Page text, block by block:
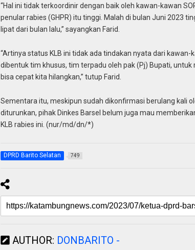
“Hal ini tidak terkoordinir dengan baik oleh kawan-kawan
penular rabies (GHPR) itu tinggi. Malah di bulan Juni 2023
lipat dari bulan lalu,” sayangkan Farid.
“Artinya status KLB ini tidak ada tindakan nyata dari kawan-
dibentuk tim khusus, tim terpadu oleh pak (Pj) Bupati, untuk
bisa cepat kita hilangkan,” tutup Farid.
Sementara itu, meskipun sudah dikonfirmasi berulang kali
diturunkan, pihak Dinkes Barsel belum juga mau
KLB rabies ini. (nur/md/dn/*)
DPRD Barito Selatan 749
AUTHOR: DONBARITO -